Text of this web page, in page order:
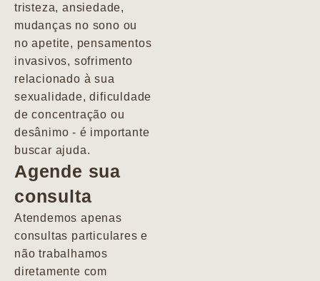
tristeza, ansiedade,
mudanças no sono ou
no apetite, pensamentos
invasivos, sofrimento
relacionado à sua
sexualidade, dificuldade
de concentração ou
desânimo - é importante
buscar ajuda.
Agende sua
consulta
Atendemos apenas
consultas particulares e
não trabalhamos
diretamente com